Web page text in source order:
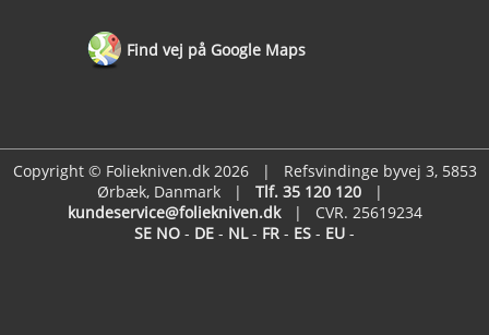
Find vej på Google Maps
Copyright © Foliekniven.dk 2026 | Refsvindinge byvej 3, 5853
Ørbæk, Danmark | Tlf. 35 120 120 |
kundeservice@foliekniven.dk| CVR. 25619234
SE NO - DE - NL- FR - ES - EU -